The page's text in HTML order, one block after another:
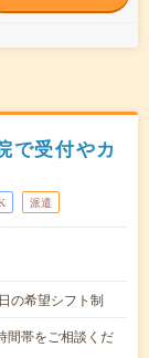
受付やカ
派遣
の希望シフト制
間帯をご相談くだ